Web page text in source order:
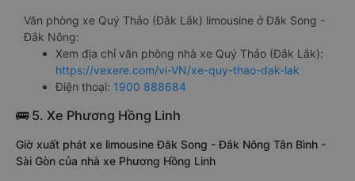
Văn phòng xe Quý Thảo (Đắk Lắk) limousine ở Đăk Song -
Đắk Nông:
Xem địa chỉ văn phòng nhà xe Quý Thảo (Đắk Lắk):
https://vexere.com/vi-VN/xe-quy-thao-dak-lak
Điện thoại: 1900 888684
🚌 5. Xe Phương Hồng Linh
Giờ xuất phát xe limousine Đăk Song - Đắk Nông Tân Bình -
Sài Gòn của nhà xe Phương Hồng Linh